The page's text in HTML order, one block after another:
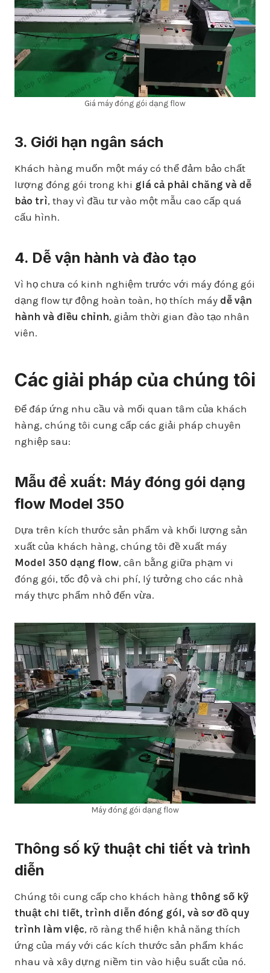
Giá máy đóng gói dạng flow
3. Giới hạn ngân sách
Khách hàng muốn một máy có thể đảm bảo chất
lượng đóng gói trong khi giá cả phải chăng và dễ
bảo trì, thay vì đầu tư vào một mẫu cao cấp quá
cấu hình.
4. Dễ vận hành và đào tạo
Vì họ chưa có kinh nghiệm trước với máy đóng gói
dạng flow tự động hoàn toàn, họ thích máy dễ vận
hành và điều chỉnh, giảm thời gian đào tạo nhân
viên.
Các giải pháp của chúng tôi
Để đáp ứng nhu cầu và mối quan tâm của khách
hàng, chúng tôi cung cấp các giải pháp chuyên
nghiệp sau:
Mẫu đề xuất: Máy đóng gói dạng
flow Model 350
Dựa trên kích thước sản phẩm và khối lượng sản
xuất của khách hàng, chúng tôi đề xuất máy
Model 350 dạng flow, cân bằng giữa phạm vi
đóng gói, tốc độ và chi phí, lý tưởng cho các nhà
máy thực phẩm nhỏ đến vừa.
Máy đóng gói dạng flow
Thông số kỹ thuật chi tiết và trình
diễn
Chúng tôi cung cấp cho khách hàng thông số kỹ
thuật chi tiết, trình diễn đóng gói, và sơ đồ quy
trình làm việc, rõ ràng thể hiện khả năng thích
ứng của máy với các kích thước sản phẩm khác
nhau và xây dựng niềm tin vào hiệu suất của nó.